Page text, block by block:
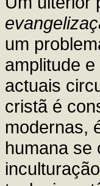
um
amplitude
actuais
cristã é
modernas,
humana se